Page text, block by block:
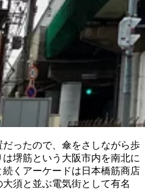
ったので、傘をさしながら歩
堺筋という大阪市内を南北に
くアーケードは日本橋筋商店
須と並ぶ電気街として有名